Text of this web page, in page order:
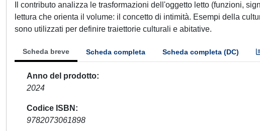
Il contributo analizza le trasformazioni dell'oggetto letto (funzioni,
lettura che orienta il volume: il concetto di intimità. Esempi della
sono utilizzati per definire traiettorie culturali e abitative.
Scheda breve Scheda completa Scheda completa (DC)
Anno del prodotto
2024
Codice ISBN
9782073061898